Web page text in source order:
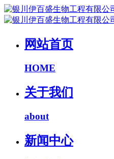
网站首页
HOME
关于我们
about
新闻中心